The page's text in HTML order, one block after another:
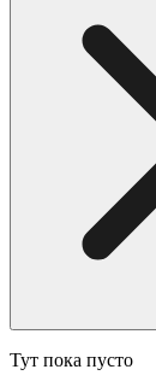
Тут пока пусто